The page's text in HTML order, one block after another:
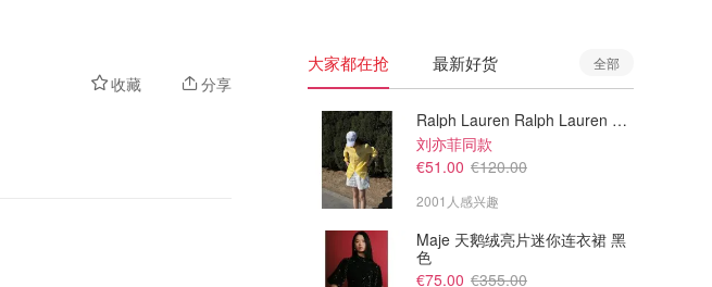
收藏 分享
大家都在抢 最新好货 全部
Ralph Lauren Ralph Lauren 男童亚麻衬衫
刘亦菲同款
€51.00 €120.00
2001人感兴趣
Maje 天鹅绒亮片迷你连衣裙 黑
色
€75.00 €355.00